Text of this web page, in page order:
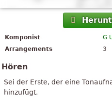
Komponist
G
Arrangements
3
Hören
Sei der Erste, der eine
hinzufügt.